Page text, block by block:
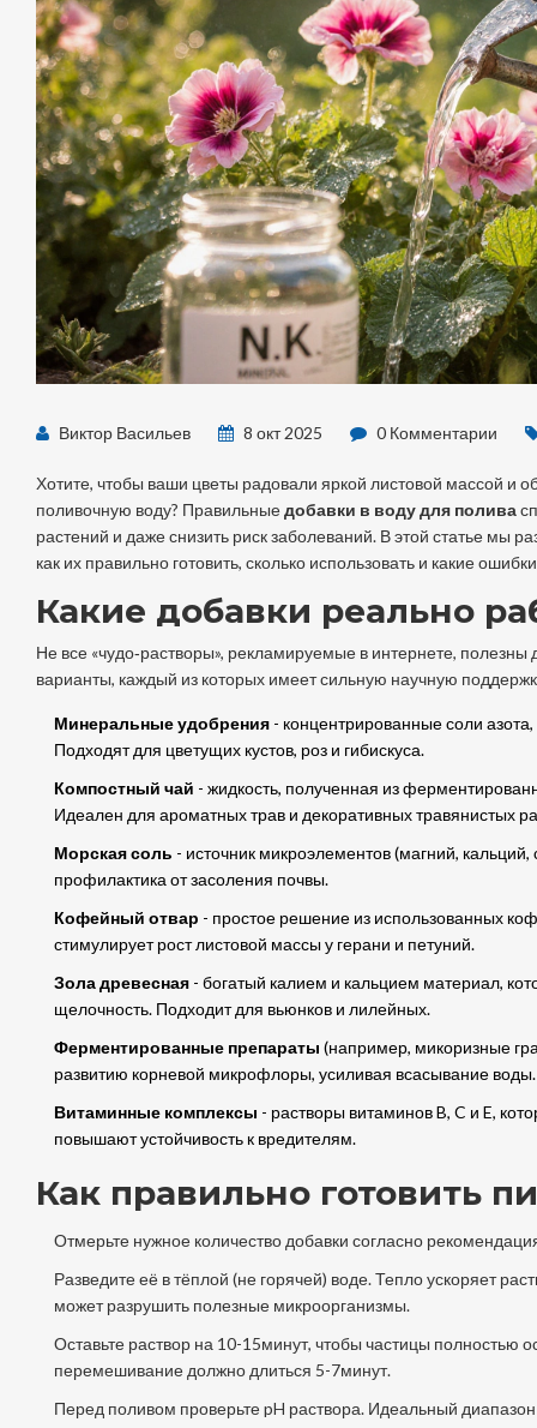
Виктор Васильев 8 окт 2025 0 Комментарии
Хотите, чтобы ваши цветы радовали яркой листовой массой и
поливочную воду? Правильныедобавки в воду для полива
растений и даже снизить риск заболеваний. В этой статье мы
как их правильно готовить, сколько использовать и какие
Какие добавки реально
Не все «чудо‑растворы», рекламируемые в интернете,
варианты, каждый из которых имеет сильную научную
Минеральные удобрения- концентрированные соли
Подходят для цветущих кустов, роз и гибискуса.
Компостный чай - жидкость, полученная из
Идеален для ароматных трав и декоративных травянистых
Морская соль - источник микроэлементов (магний,
профилактика от засоления почвы.
Кофейный отвар - простое решение из использованных
стимулирует рост листовой массы у герани и петуний.
Зола древесная- богатый калием и кальцием материал,
щелочность. Подходит для вьюнков и лилейных.
Ферментированные препараты (например, микоризные
развитию корневой микрофлоры, усиливая всасывание воды.
Витаминные комплексы - растворы витаминов B, C и E,
повышают устойчивость к вредителям.
Как правильно готовить
Отмерьте нужное количество добавки согласно
Разведите её в тёплой (не горячей) воде. Тепло ускоряет
может разрушить полезные микроорганизмы.
Оставьте раствор на 10-15минут, чтобы частицы полностью
перемешивание должно длиться 5-7минут.
Перед поливом проверьте pH раствора. Идеальный